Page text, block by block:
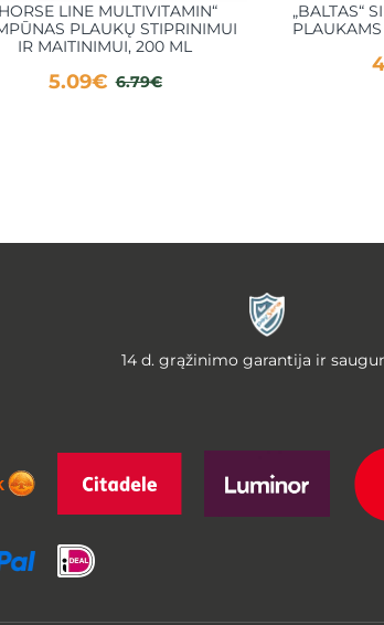
LINE MULTIVITAMIN“
PLAUKŲ STIPRINIMUI
IR MAITINIMUI, 200 ML
5.09€ 6.79€
„BALTAS“
14 d. grąžinimo garantija ir